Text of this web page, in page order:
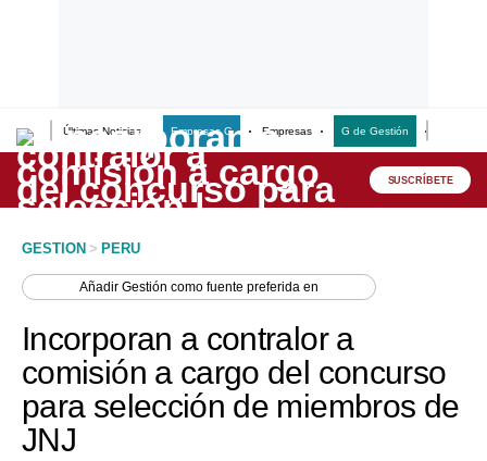
Últimas Noticias Empresas G Empresas G de Gestión
Lo último
Peru Quiosco
Economía
Mercados
Perú
SUSCRÍBETE
GESTION > PERU
AñadirGestión como fuente preferida en
Incorporan a contralor a
comisión a cargo del concurso
para selección de miembros de
JNJ